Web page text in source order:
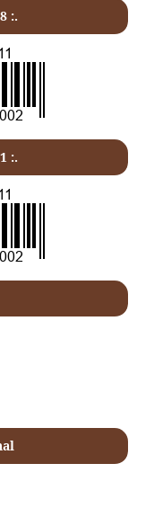
:.
:.